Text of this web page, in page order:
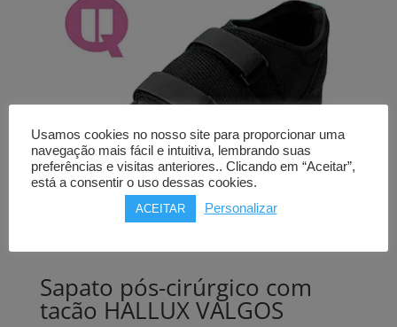
Sapato pós-cirúrgico com
tacão HALLUX VALGOS
Usamos cookies no nosso site para proporcionar uma
navegação mais fácil e intuitiva, lembrando suas
preferências e visitas anteriores.. Clicando em “Aceitar”,
está a consentir o uso dessas cookies.
ACEITAR Personalizar